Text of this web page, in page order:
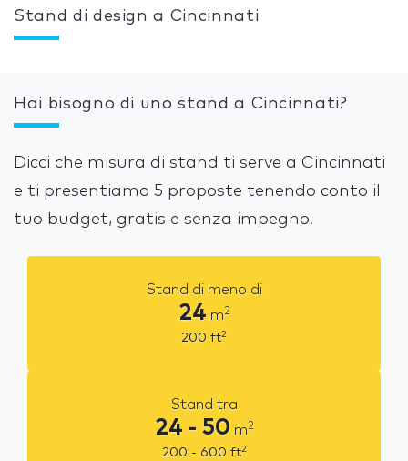
Stand di design a Cincinnati
Hai bisogno di uno stand a Cincinnati?
Dicci che misura di stand ti serve a Cincinnati
e ti presentiamo 5 proposte tenendo conto il
tuo budget, gratis e senza impegno.
Stand di meno di
24 m2
200 ft2
Stand tra
24 - 50 m2
200 - 600 ft2